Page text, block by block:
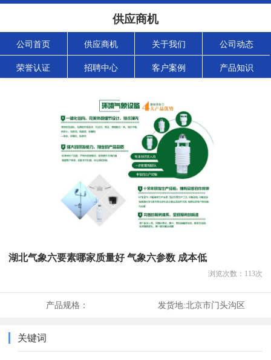
供应商机
公司首页 供应商机 关于我们 公司动态
荣誉认证 招聘中心 客户案例 产品知识
湖北气象六要素哪家质量好 气象六参数 成本低
浏览次数： 113次
产品规格： 发货地:北京市门头沟区
关键词